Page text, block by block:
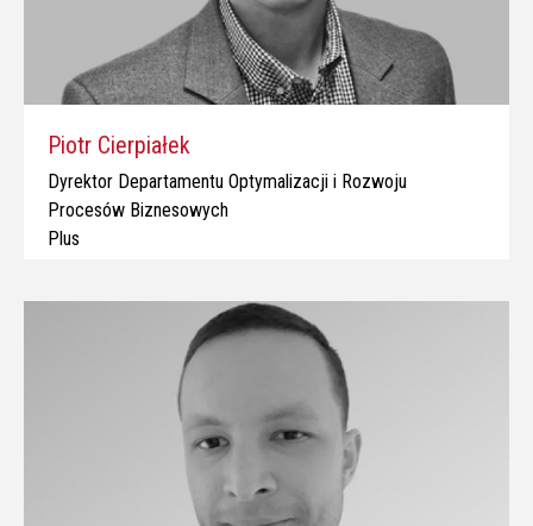
Piotr Cierpiałek
Dyrektor Departamentu Optymalizacji i Rozwoju
Procesów Biznesowych
Plus